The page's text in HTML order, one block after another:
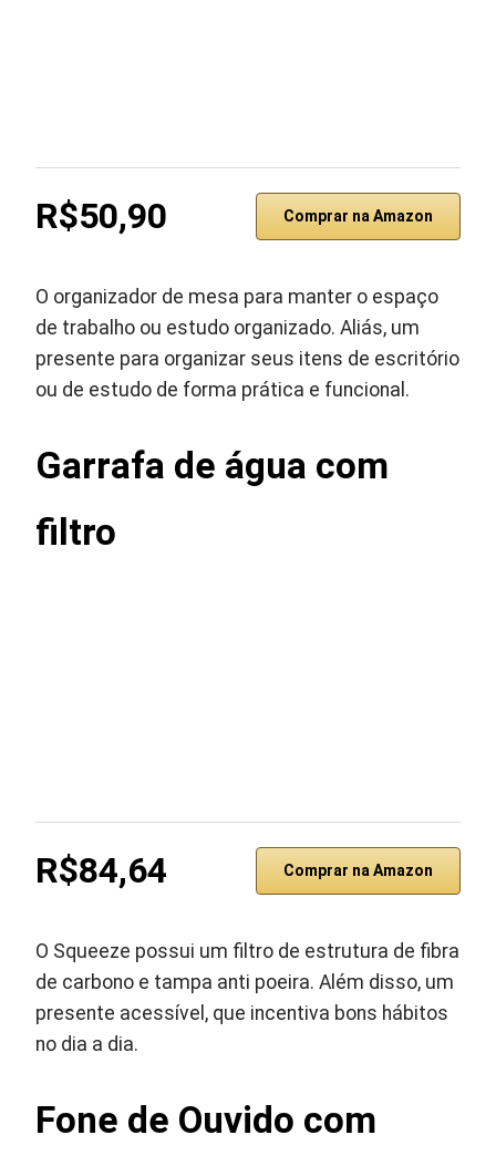
R$50,90 Comprar na Amazon
O organizador de mesa para manter o espaço
de trabalho ou estudo organizado. Aliás, um
presente para organizar seus itens de escritório
ou de estudo de forma prática e funcional.
Garrafa de água com
filtro
R$84,64 Comprar na Amazon
O Squeeze possui um filtro de estrutura de fibra
de carbono e tampa anti poeira. Além disso, um
presente acessível, que incentiva bons hábitos
no dia a dia.
Fone de Ouvido com